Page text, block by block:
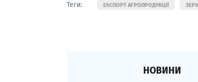
Теги: ЕКСПОРТ АГРОПРОДУКЦІЇ
НОВИНИ